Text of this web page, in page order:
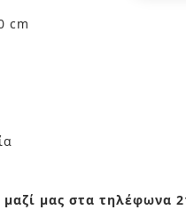
cm
μαζί μας στα τηλέφωνα